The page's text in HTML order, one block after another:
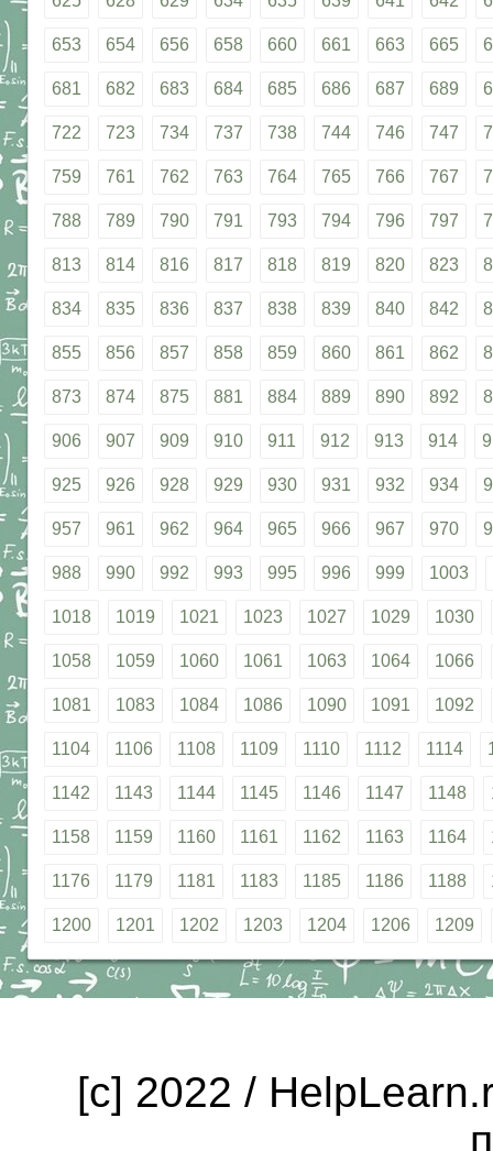
653 654 656 658 660 661 663 665
681 682 683 684 685 686 687 689
722 723 734 737 738 744 746 747
759 761 762 763 764 765 766 767
788 789 790 791 793 794 796 797
813 814 816 817 818 819 820 823
834 835 836 837 838 839 840 842
855 856 857 858 859 860 861 862
873 874 875 881 884 889 890 892
906 907 909 910 911 912 913 914
925 926 928 929 930 931 932 934
957 961 962 964 965 966 967 970
988 990 992 993 995 996 999 1003
1018 1019 1021 1023 1027 1029 1030
1058 1059 1060 1061 1063 1064 1066
1081 1083 1084 1086 1090 1091 1092
1104 1106 1108 1109 1110 1112 1114
1142 1143 1144 1145 1146 1147 1148
1158 1159 1160 1161 1162 1163 1164
1176 1179 1181 1183 1185 1186 1188
1200 1201 1202 1203 1204 1206 1209
[c] 2022 /